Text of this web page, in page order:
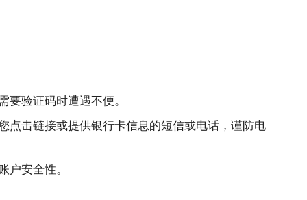
验证码时遭遇不便。
点击链接或提供银行卡信息的短信或电话，谨防电
安全性。